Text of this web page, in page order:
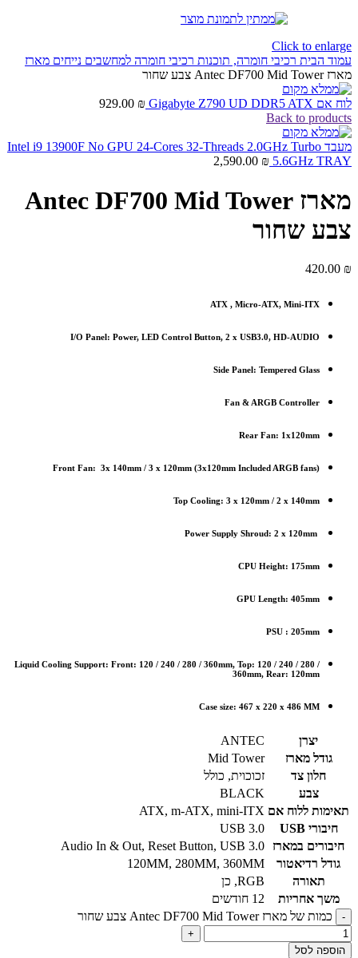
Click to enlarge
עמוד הבית רכיבי חומרה, תוכנות רכיבי חומרה למחשבים נייחים מארז
מארז Antec DF700 Mid Tower צבע שחור
לוח אם Gigabyte Z790 UD DDR5 ATX 929.00 ₪
Back to products
מעבד Intel i9 13900F No GPU 24-Cores 32-Threads 2.0GHz Turbo
5.6GHz TRAY
2,590.00 ₪
מארז Antec DF700 Mid Tower
צבע שחור
420.00 ₪
ATX , Micro-ATX, Mini-ITX
I/O Panel: Power, LED Control Button, 2 x USB3.0, HD-AUDIO
Side Panel: Tempered Glass
Fan & ARGB Controller
Rear Fan: 1x120mm
(Front Fan: 3x 140mm / 3 x 120mm (3x120mm Included ARGB fans
Top Cooling: 3 x 120mm / 2 x 140mm
CPU Height: 175mm
GPU Length: 405mm
PSU : 205mm
Liquid Cooling Support: Front: 120 / 240 / 280 / 360mm, Top: 120 / 240 / 280 /
360mm, Rear: 120mm
Case size: 467 x 220 x 486 MM
יצרן
ANTEC
גודל מארז
Mid Tower
חלון צד
זכוכוית, כולל
צבע
BLACK
תאימות ללוח אם
ATX, m-ATX, mini-ITX
חיבורי USB
USB 3.0
חיבורים במארז
Audio In & Out, Reset Button, USB 3.0
גודל רדיאטור
120MM, 280MM, 360MM
תאורה
RGB
, כן
משך אחריות
12 חודשים
כמות של מארז Antec DF700 Mid Tower צבע שחור
הוספה לסל